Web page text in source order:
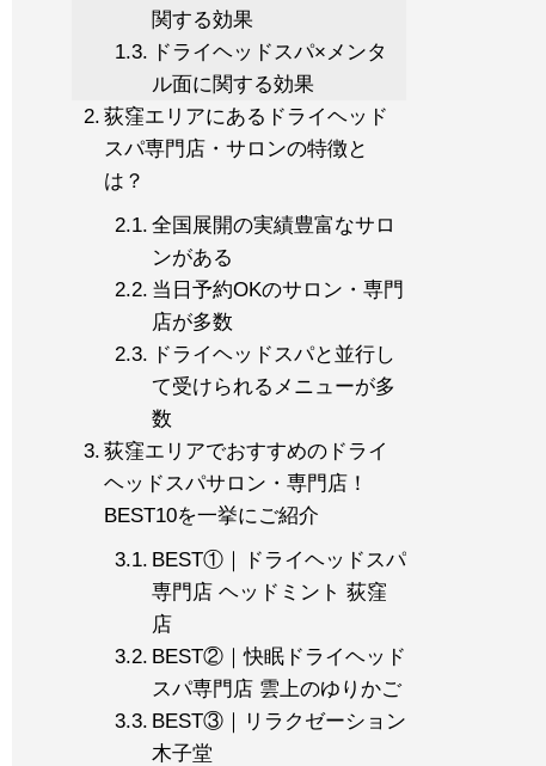
関する効果
ドライヘッドスパ×メンタ
ル面に関する効果
荻窪エリアにあるドライヘッド
スパ専門店・サロンの特徴と
は？
全国展開の実績豊富なサロ
ンがある
当日予約OKのサロン・専門
店が多数
ドライヘッドスパと並行し
て受けられるメニューが多
数
荻窪エリアでおすすめのドライ
ヘッドスパサロン・専門店！
BEST10を一挙にご紹介
BEST①｜ドライヘッドスパ
専門店 ヘッドミント 荻窪
店
BEST②｜快眠ドライヘッド
スパ専門店 雲上のゆりかご
BEST③｜リラクゼーション
木子堂